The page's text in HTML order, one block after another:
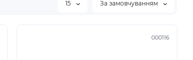
15 За замовчуванням
000116